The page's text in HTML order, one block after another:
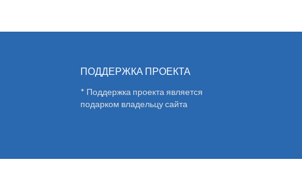
ПОДДЕРЖКА ПРОЕКТА
* Поддержка проекта является
подарком владельцу сайта